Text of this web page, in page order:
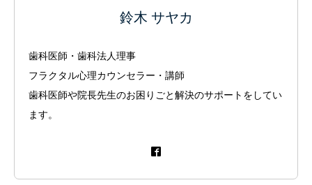
鈴木 サヤカ
歯科医師・歯科法人理事
フラクタル心理カウンセラー・講師
歯科医師や院長先生のお困りごと解決のサポートをしてい
ます。